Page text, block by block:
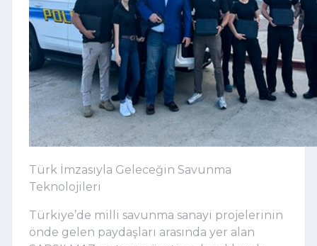
Türk İmzasıyla Geleceğin Savunma
Teknolojileri
Türkiye’de milli savunma sanayi projelerinin
önde gelen paydaşları arasında yer alan